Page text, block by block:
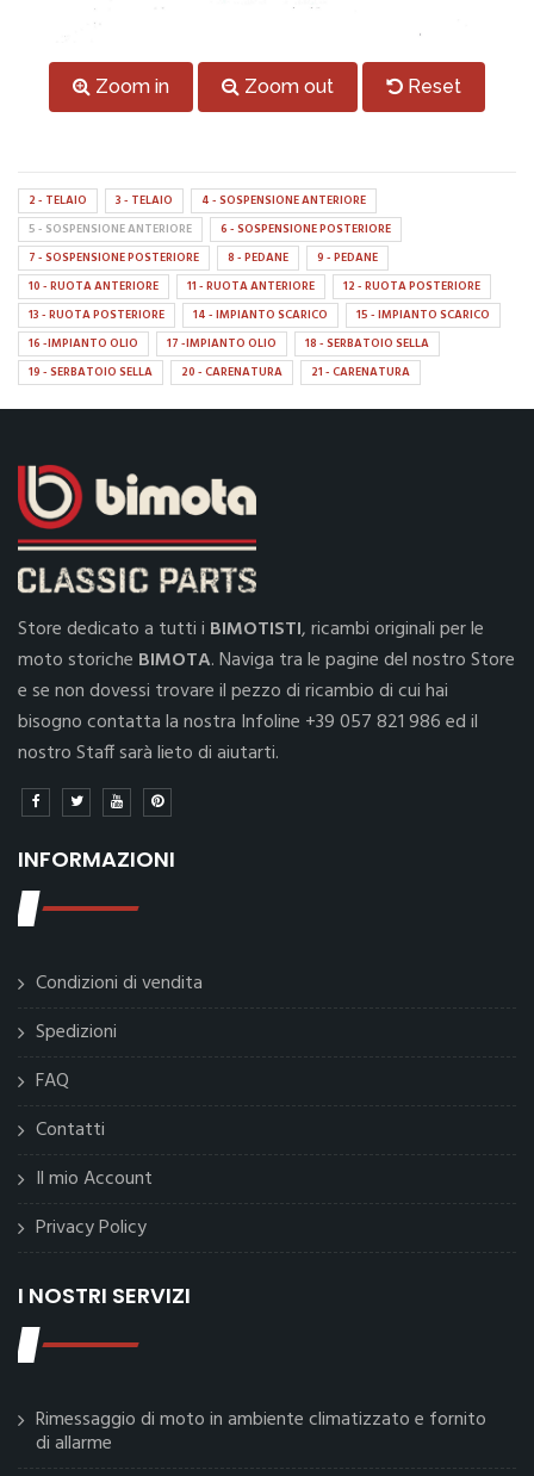
Zoom in Zoom out Reset
2 - TELAIO 3 - TELAIO
4 - SOSPENSIONE ANTERIORE
5 - SOSPENSIONE ANTERIORE
6 - SOSPENSIONE POSTERIORE
7 - SOSPENSIONE POSTERIORE
8 - PEDANE
9 - PEDANE
10 - RUOTA ANTERIORE
11 - RUOTA ANTERIORE
12 - RUOTA POSTERIORE
13 - RUOTA POSTERIORE
14 - IMPIANTO SCARICO
15 - IMPIANTO SCARICO
16 -IMPIANTO OLIO
17 -IMPIANTO OLIO
18 - SERBATOIO SELLA
19 - SERBATOIO SELLA
20 - CARENATURA 21 - CARENATURA
Store dedicato a tutti i BIMOTISTI, ricambi originali per le
moto storiche BIMOTA. Naviga tra le pagine del nostro Store
e se non dovessi trovare il pezzo di ricambio di cui hai
bisogno contatta la nostra Infoline +39 057 821 986 ed il
nostro Staff sarà lieto di aiutarti.
INFORMAZIONI
Condizioni di vendita
Spedizioni
FAQ
Contatti
Il mio Account
Privacy Policy
I NOSTRI SERVIZI
Rimessaggio di moto in ambiente climatizzato e fornito
di allarme